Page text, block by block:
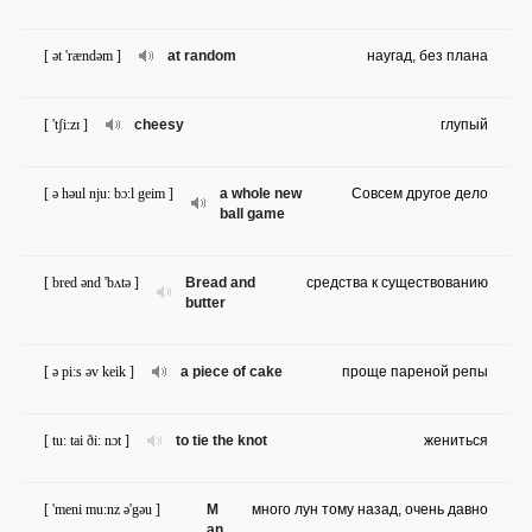
at random
[ ət 'rændəm ] наугад, без плана
cheesy
[ 'tʃi:zɪ ] глупый
a whole new
ball game
[ ə həul nju: bɔ:l geim ] Совсем другое дело
Bread and
butter
[ bred ənd 'bʌtə ] средства к существованию
a piece of cake
[ ə pi:s əv keik ] проще пареной репы
to tie the knot
[ tu: tai ði: nɔt ] жениться
M
[ 'meni mu:nz ə'gəu ] много лун тому назад, очень давно